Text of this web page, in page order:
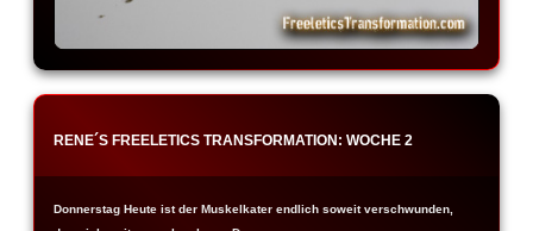
RENE´S FREELETICS TRANSFORMATION: WOCHE 2
Donnerstag Heute ist der Muskelkater endlich soweit verschwunden,